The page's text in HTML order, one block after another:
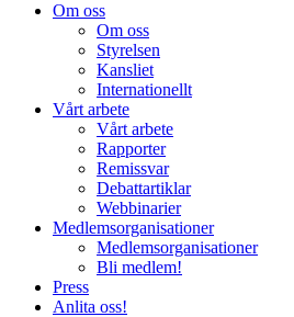
Om oss
Om oss
Styrelsen
Kansliet
Internationellt
Vårt arbete
Vårt arbete
Rapporter
Remissvar
Debattartiklar
Webbinarier
Medlemsorganisationer
Medlemsorganisationer
Bli medlem!
Press
Anlita oss!